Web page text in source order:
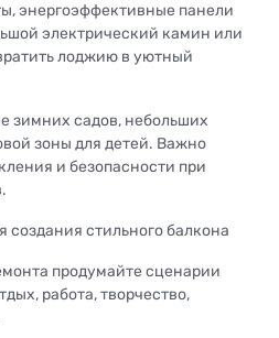
энергоэффективные панели
электрический камин или
лоджию в уютный
зимних садов, небольших
зоны для детей. Важно
и безопасности при
создания стильного балкона
продумайте сценарии
работа, творчество,